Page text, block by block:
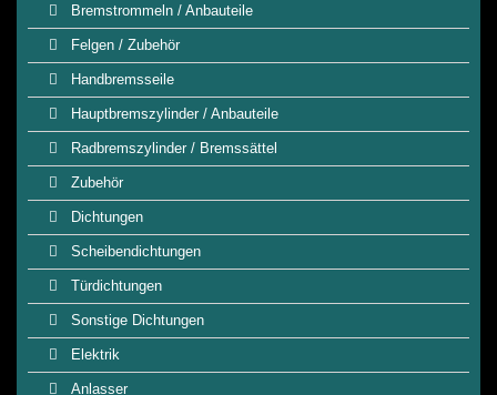
Bremstrommeln / Anbauteile
Felgen / Zubehör
Handbremsseile
Hauptbremszylinder / Anbauteile
Radbremszylinder / Bremssättel
Zubehör
Dichtungen
Scheibendichtungen
Türdichtungen
Sonstige Dichtungen
Elektrik
Anlasser